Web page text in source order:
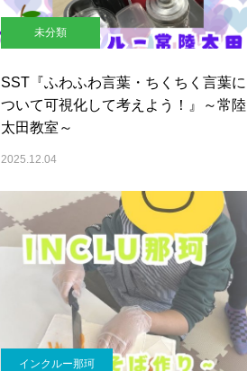
未分類
SST『ふわふわ言葉・ちくちく言葉に
ついて可視化して考えよう！』～常陸
太田教室～
2025.12.04
インクルー那珂